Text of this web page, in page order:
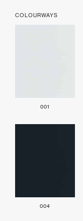
COLOURWAYS
001
004